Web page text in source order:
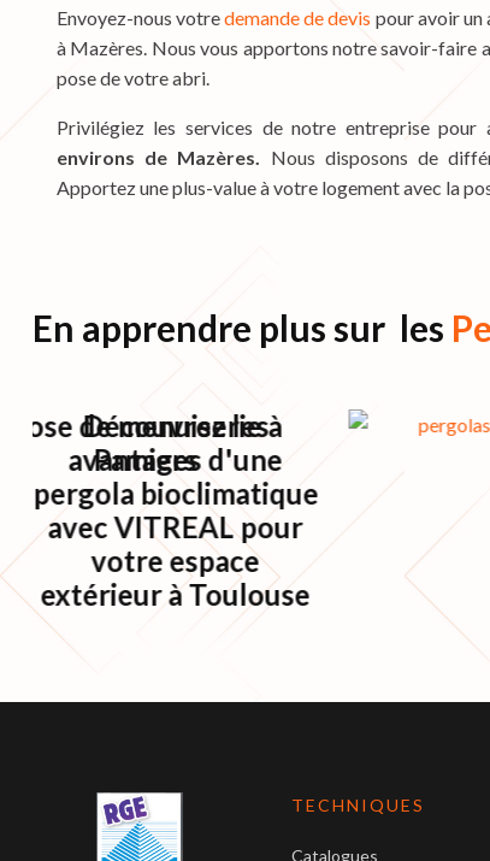
Envoyez-nous votredemande de devis pour avoir un
à Mazères. Nous vous apportons notre savoir-faire
pose de votre abri.
Privilégiez les services de notre entreprise pour
environs de Mazères. Nous disposons de
Apportez une plus-value à votre logement avec la
En apprendre plus sur les
Pose de menuiserie à
Pamiers
Découvrez les
avantages d'une
pergola bioclimatique
avec VITREAL pour
votre espace
extérieur à Toulouse
TECHNIQUES
Catalogues